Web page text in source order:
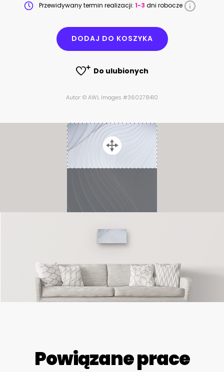
Przewidywany termin realizacji: 1-3 dni robocze
DODAJ DO KOSZYKA
Do ulubionych
Autor: © AWL Images #360278410
Powiązane prace